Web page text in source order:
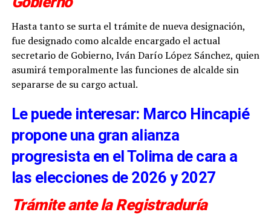
Hasta tanto se surta el trámite de nueva designación,
fue designado como alcalde encargado el actual
secretario de Gobierno, Iván Darío López Sánchez, quien
asumirá temporalmente las funciones de alcalde sin
separarse de su cargo actual.
Le puede interesar: Marco Hincapié
propone una gran alianza
progresista en el Tolima de cara a
las elecciones de 2026 y 2027
Trámite ante la Registraduría